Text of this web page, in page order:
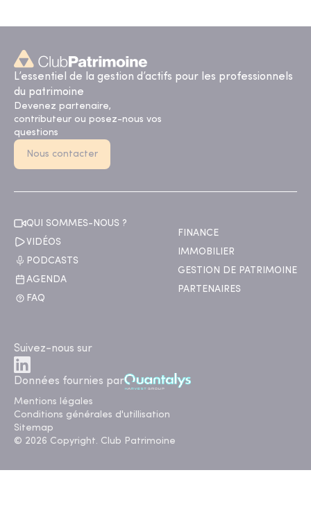
L’essentiel de la gestion d’actifs pour les professionnels
du patrimoine
Devenez partenaire,
contributeur ou posez-nous vos
questions
Nous contacter
QUI SOMMES-NOUS ?
VIDÉOS
PODCASTS
AGENDA
FAQ
FINANCE
IMMOBILIER
GESTION DE PATRIMOINE
PARTENAIRES
Suivez-nous sur
Données fournies par
Mentions légales
Conditions générales d'utillisation
Sitemap
© 2026 Copyright. Club Patrimoine